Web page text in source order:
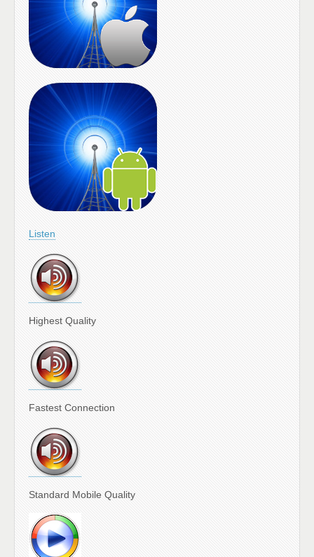
Listen
Highest Quality
Fastest Connection
Standard Mobile Quality